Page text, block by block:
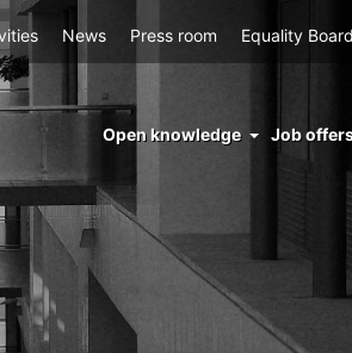
News Press room Equality Board
menu
cchs
conocimiento
abierto
Open knowledge Job